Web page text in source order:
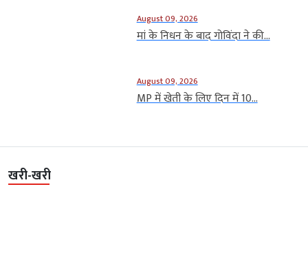
August 09, 2026
मां के निधन के बाद गोविंदा ने की...
August 09, 2026
MP में खेती के लिए दिन में 10...
खरी-खरी